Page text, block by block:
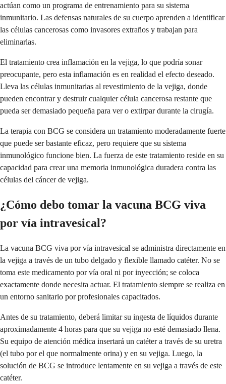
actúan como un programa de entrenamiento para su sistema
inmunitario. Las defensas naturales de su cuerpo aprenden a identificar
las células cancerosas como invasores extraños y trabajan para
eliminarlas.
El tratamiento crea inflamación en la vejiga, lo que podría sonar
preocupante, pero esta inflamación es en realidad el efecto deseado.
Lleva las células inmunitarias al revestimiento de la vejiga, donde
pueden encontrar y destruir cualquier célula cancerosa restante que
pueda ser demasiado pequeña para ver o extirpar durante la cirugía.
La terapia con BCG se considera un tratamiento moderadamente fuerte
que puede ser bastante eficaz, pero requiere que su sistema
inmunológico funcione bien. La fuerza de este tratamiento reside en su
capacidad para crear una memoria inmunológica duradera contra las
células del cáncer de vejiga.
¿Cómo debo tomar la vacuna BCG viva
por vía intravesical?
La vacuna BCG viva por vía intravesical se administra directamente en
la vejiga a través de un tubo delgado y flexible llamado catéter. No se
toma este medicamento por vía oral ni por inyección; se coloca
exactamente donde necesita actuar. El tratamiento siempre se realiza en
un entorno sanitario por profesionales capacitados.
Antes de su tratamiento, deberá limitar su ingesta de líquidos durante
aproximadamente 4 horas para que su vejiga no esté demasiado llena.
Su equipo de atención médica insertará un catéter a través de su uretra
(el tubo por el que normalmente orina) y en su vejiga. Luego, la
solución de BCG se introduce lentamente en su vejiga a través de este
catéter.